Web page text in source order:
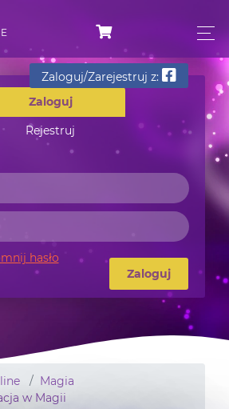
Zaloguj
Rejestruj
Zaloguj/Zarejestruj z:
hasło
Zaloguj
Magia
w Magii